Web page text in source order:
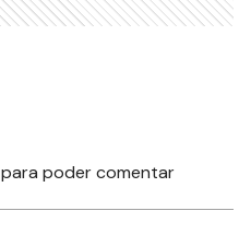
para poder comentar